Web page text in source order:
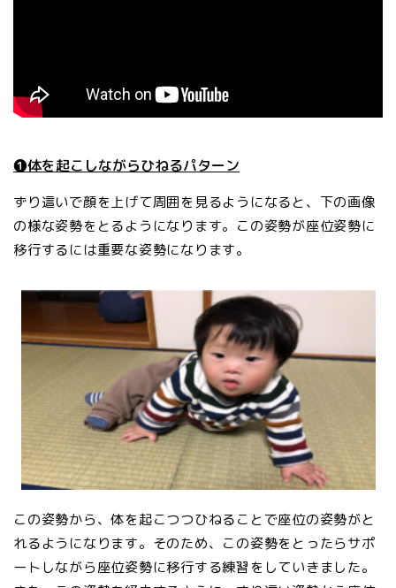
❶体を起こしながらひねるパターン
ずり這いで顔を上げて周囲を見るようになると、下の画像
の様な姿勢をとるようになります。この姿勢が座位姿勢に
移行するには重要な姿勢になります。
この姿勢から、体を起こつつひねることで座位の姿勢がと
れるようになります。そのため、この姿勢をとったらサポ
ートしながら座位姿勢に移行する練習をしていきました。